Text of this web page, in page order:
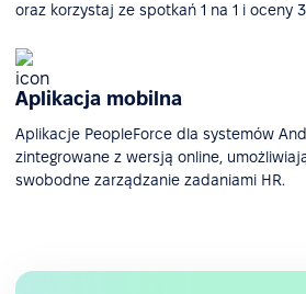
oraz korzystaj ze spotkań 1 na 1 i oceny
Aplikacja mobilna
Aplikacje PeopleForce dla systemów
zintegrowane z wersją online,
swobodne zarządzanie zadaniami HR.